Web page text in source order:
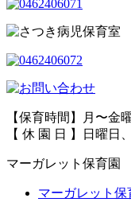
【保育時間】月〜金
【 休 園 日 】日曜日
マーガレット保育園
マーガレット保